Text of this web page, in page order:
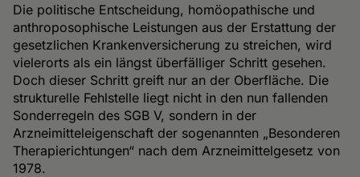
Die politische Entscheidung, homöopathische und
anthroposophische Leistungen aus der Erstattung der
gesetzlichen Krankenversicherung zu streichen, wird
vielerorts als ein längst überfälliger Schritt gesehen.
Doch dieser Schritt greift nur an der Oberfläche. Die
strukturelle Fehlstelle liegt nicht in den nun fallenden
Sonderregeln des SGB V, sondern in der
Arzneimitteleigenschaft der sogenannten „Besonderen
Therapierichtungen“ nach dem Arzneimittelgesetz von
1978.